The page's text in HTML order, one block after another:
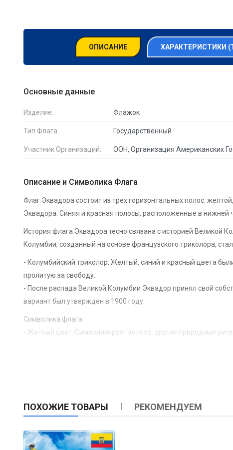
ОПИСАНИЕ ХАРАКТЕРИСТИКИ
Основные данные
Изделие: Флажок
Тип Флага: Государственный
Участник Организаций: ООН, Организация Американских
Описание и Символика Флага
Флаг Эквадора состоит из трех горизонтальных полос:
Эквадора. Синяя и красная полосы, расположенные в нижней
История флага Эквадора тесно связана с историей Великой
Колумбии, созданный на основе французского триколора,
- Колумбийский триколор: Желтый, синий и красный цвета
пролитую за свободу.
- После распада Великой Колумбии Эквадор принял свой
вариант был утвержден в 1900 году.
Символика флага
- Желтый цвет: Символизирует золото, другие природные
- Красный цвет: Символизирует кровь, пролитую за
Нынешняя версия флага считается десятой по счету с
ПОХОЖИЕ ТОВАРЫ РЕКОМЕНДУЕМ